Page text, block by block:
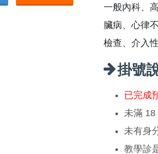
一般內科、
臟病、心律
檢查、介入
掛號
已完成
未滿 18
未有身
教學診